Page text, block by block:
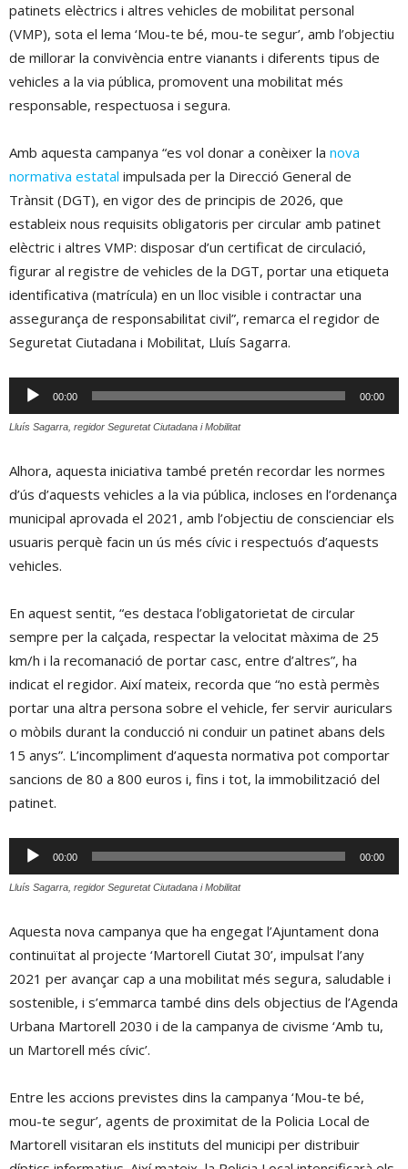
patinets elèctrics i altres vehicles de mobilitat personal
(VMP), sota el lema ‘Mou-te bé, mou-te segur’, amb l’objectiu
de millorar la convivència entre vianants i diferents tipus de
vehicles a la via pública, promovent una mobilitat més
responsable, respectuosa i segura.
Amb aquesta campanya “es vol donar a conèixer la nova
normativa estatal impulsada per la Direcció General de
Trànsit (DGT), en vigor des de principis de 2026, que
estableix nous requisits obligatoris per circular amb patinet
elèctric i altres VMP: disposar d’un certificat de circulació,
figurar al registre de vehicles de la DGT, portar una etiqueta
identificativa (matrícula) en un lloc visible i contractar una
assegurança de responsabilitat civil”, remarca el regidor de
Seguretat Ciutadana i Mobilitat, Lluís Sagarra.
Reproductor
d'àudio
00:00 00:00
Lluís Sagarra, regidor Seguretat Ciutadana i Mobilitat
Alhora, aquesta iniciativa també pretén recordar les normes
d’ús d’aquests vehicles a la via pública, incloses en l’ordenança
municipal aprovada el 2021, amb l’objectiu de conscienciar els
usuaris perquè facin un ús més cívic i respectuós d’aquests
vehicles.
En aquest sentit, “es destaca l’obligatorietat de circular
sempre per la calçada, respectar la velocitat màxima de 25
km/h i la recomanació de portar casc, entre d’altres”, ha
indicat el regidor. Així mateix, recorda que “no està permès
portar una altra persona sobre el vehicle, fer servir auriculars
o mòbils durant la conducció ni conduir un patinet abans dels
15 anys”. L’incompliment d’aquesta normativa pot comportar
sancions de 80 a 800 euros i, fins i tot, la immobilització del
patinet.
Reproductor
d'àudio
00:00 00:00
Lluís Sagarra, regidor Seguretat Ciutadana i Mobilitat
Aquesta nova campanya que ha engegat l’Ajuntament dona
continuïtat al projecte ‘Martorell Ciutat 30’, impulsat l’any
2021 per avançar cap a una mobilitat més segura, saludable i
sostenible, i s’emmarca també dins dels objectius de l’Agenda
Urbana Martorell 2030 i de la campanya de civisme ‘Amb tu,
un Martorell més cívic’.
Entre les accions previstes dins la campanya ‘Mou-te bé,
mou-te segur’, agents de proximitat de la Policia Local de
Martorell visitaran els instituts del municipi per distribuir